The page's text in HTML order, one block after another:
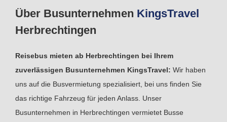
Über Busunternehmen KingsTravel
Herbrechtingen
Reisebus mieten ab Herbrechtingen bei Ihrem
zuverlässigen Busunternehmen KingsTravel: Wir haben
uns auf die Busvermietung spezialisiert, bei uns finden Sie
das richtige Fahrzeug für jeden Anlass. Unser
Busunternehmen in Herbrechtingen vermietet Busse